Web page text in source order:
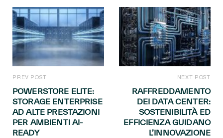
PREV POST
POWERSTORE ELITE:
STORAGE ENTERPRISE
AD ALTE PRESTAZIONI
PER AMBIENTI AI-
READY
NEXT POST
RAFFREDDAMENTO
DEI DATA CENTER:
SOSTENIBILITÀ ED
EFFICIENZA GUIDANO
L’INNOVAZIONE